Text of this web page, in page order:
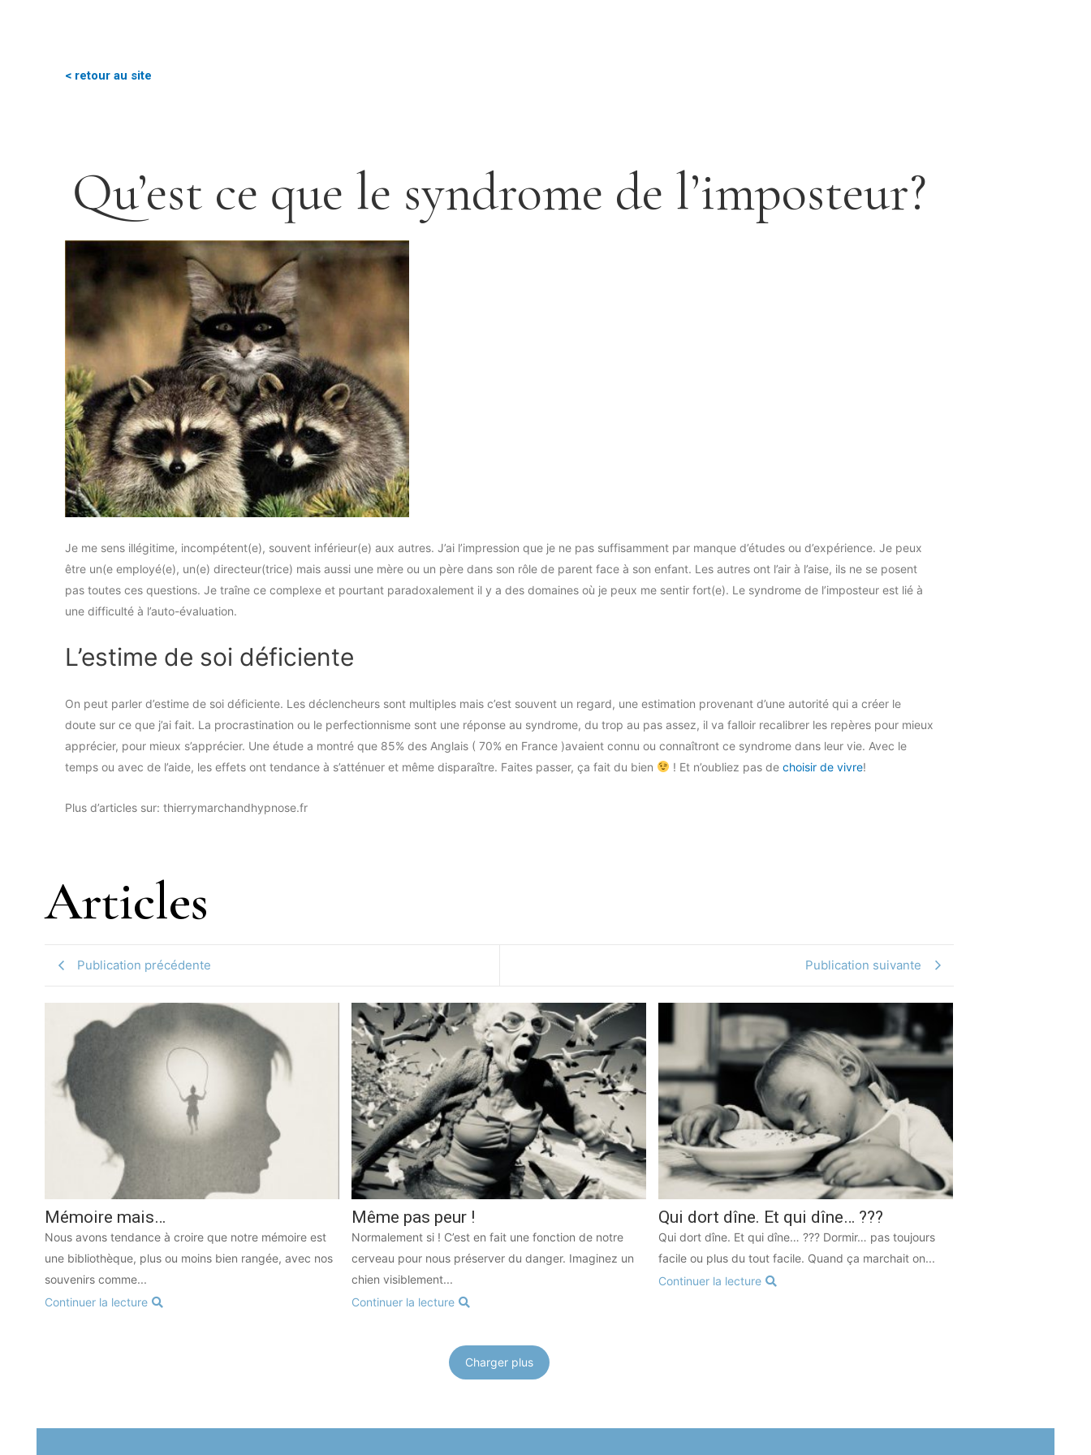
< retour au site
Qu’est ce que le syndrome de l’imposteur?
Je me sens illégitime, incompétent(e), souvent inférieur(e) aux autres. J’ai l’impression que je ne pas suffisamment par manque d’études ou d’expérience. Je peux
être un(e employé(e), un(e) directeur(trice) mais aussi une mère ou un père dans son rôle de parent face à son enfant. Les autres ont l’air à l’aise, ils ne se posent
pas toutes ces questions. Je traîne ce complexe et pourtant paradoxalement il y a des domaines où je peux me sentir fort(e). Le syndrome de l’imposteur est lié à
une difficulté à l’auto-évaluation.
L’estime de soi déficiente
On peut parler d’estime de soi déficiente. Les déclencheurs sont multiples mais c’est souvent un regard, une estimation provenant d’une autorité qui a créer le
doute sur ce que j’ai fait. La procrastination ou le perfectionnisme sont une réponse au syndrome, du trop au pas assez, il va falloir recalibrer les repères pour mieux
apprécier, pour mieux s’apprécier. Une étude a montré que 85% des Anglais ( 70% en France )avaient connu ou connaîtront ce syndrome dans leur vie. Avec le
temps ou avec de l’aide, les effets ont tendance à s’atténuer et même disparaître. Faites passer, ça fait du bien
! Et n’oubliez pas de choisir de vivre!
Plus d’articles sur: thierrymarchandhypnose.fr
Articles
Publication précédente Publication suivante
Mémoire mais…
Nous avons tendance à croire que notre mémoire est
une bibliothèque, plus ou moins bien rangée, avec nos
souvenirs comme...
Continuer la lecture
Même pas peur !
Normalement si ! C’est en fait une fonction de notre
cerveau pour nous préserver du danger. Imaginez un
chien visiblement...
Continuer la lecture
Qui dort dîne. Et qui dîne… ???
Qui dort dîne. Et qui dîne… ??? Dormir… pas toujours
facile ou plus du tout facile. Quand ça marchait on...
Continuer la lecture
Charger plus